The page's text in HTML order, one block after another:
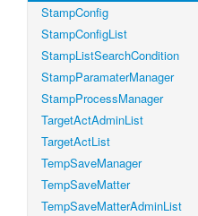
StampConfig
StampConfigList
StampListSearchCondition
StampParamaterManager
StampProcessManager
TargetActAdminList
TargetActList
TempSaveManager
TempSaveMatter
TempSaveMatterAdminList